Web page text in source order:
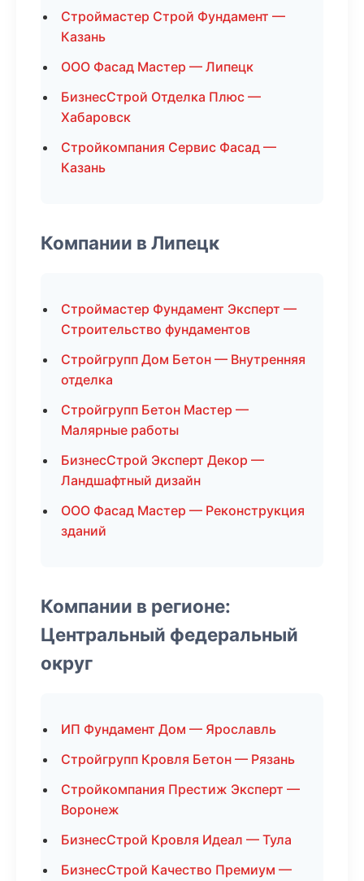
Строймастер Строй Фундамент —
Казань
ООО Фасад Мастер — Липецк
БизнесСтрой Отделка Плюс —
Хабаровск
Стройкомпания Сервис Фасад —
Казань
Компании в Липецк
Строймастер Фундамент Эксперт —
Строительство фундаментов
Стройгрупп Дом Бетон — Внутренняя
отделка
Стройгрупп Бетон Мастер —
Малярные работы
БизнесСтрой Эксперт Декор —
Ландшафтный дизайн
ООО Фасад Мастер — Реконструкция
зданий
Компании в регионе:
Центральный федеральный
округ
ИП Фундамент Дом — Ярославль
Стройгрупп Кровля Бетон — Рязань
Стройкомпания Престиж Эксперт —
Воронеж
БизнесСтрой Кровля Идеал — Тула
БизнесСтрой Качество Премиум —